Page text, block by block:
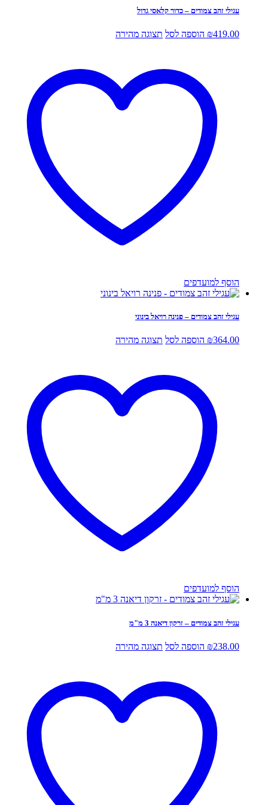
עגילי זהב צמודים – כדור קלאסי גדול
₪419.00 הוספה לסל תצוגה מהירה
הוסף למועדפים
עגילי זהב צמודים – פנינה רויאל בינוני
₪364.00 הוספה לסל תצוגה מהירה
הוסף למועדפים
עגילי זהב צמודים – זרקון דיאנה 3 מ"מ
₪238.00 הוספה לסל תצוגה מהירה